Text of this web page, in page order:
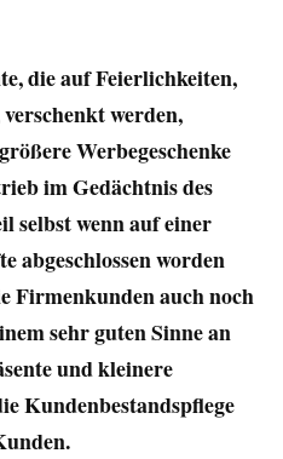
die auf Feierlichkeiten,
werden,
Werbegeschenke
im Gedächtnis des
selbst wenn auf einer
abgeschlossen worden
Firmenkunden auch noch
sehr guten Sinne an
und kleinere
Kundenbestandspflege